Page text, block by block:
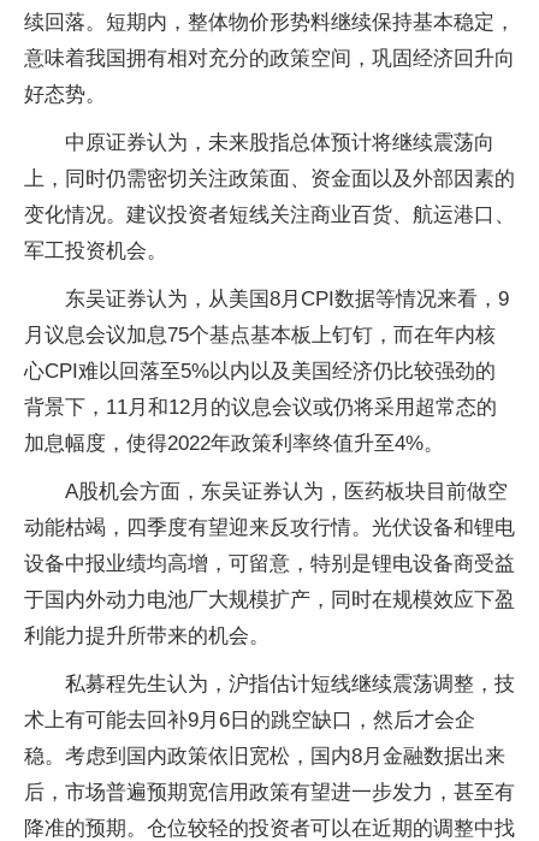
续回落。短期内，整体物价形势料继续保持基本稳定，
意味着我国拥有相对充分的政策空间，巩固经济回升向
好态势。
中原证券认为，未来股指总体预计将继续震荡向
上，同时仍需密切关注政策面、资金面以及外部因素的
变化情况。建议投资者短线关注商业百货、航运港口、
军工投资机会。
东吴证券认为，从美国8月CPI数据等情况来看，9
月议息会议加息75个基点基本板上钉钉，而在年内核
心CPI难以回落至5%以内以及美国经济仍比较强劲的
背景下，11月和12月的议息会议或仍将采用超常态的
加息幅度，使得2022年政策利率终值升至4%。
A股机会方面，东吴证券认为，医药板块目前做空
动能枯竭，四季度有望迎来反攻行情。光伏设备和锂电
设备中报业绩均高增，可留意，特别是锂电设备商受益
于国内外动力电池厂大规模扩产，同时在规模效应下盈
利能力提升所带来的机会。
私募程先生认为，沪指估计短线继续震荡调整，技
术上有可能去回补9月6日的跳空缺口，然后才会企
稳。考虑到国内政策依旧宽松，国内8月金融数据出来
后，市场普遍预期宽信用政策有望进一步发力，甚至有
降准的预期。仓位较轻的投资者可以在近期的调整中找